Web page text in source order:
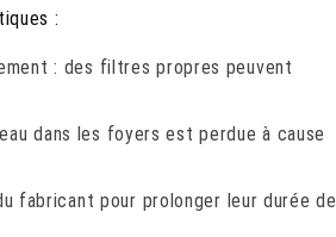
:
: des filtres propres peuvent
dans les foyers est perdue à cause
fabricant pour prolonger leur durée de